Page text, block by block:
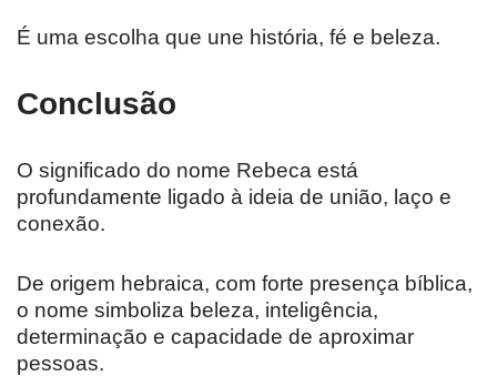
É uma escolha que une história, fé e beleza.
Conclusão
O significado do nome Rebeca está
profundamente ligado à ideia de união, laço e
conexão.
De origem hebraica, com forte presença bíblica,
o nome simboliza beleza, inteligência,
determinação e capacidade de aproximar
pessoas.